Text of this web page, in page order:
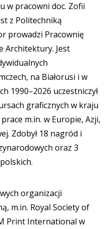
w pracowni doc. Zofii
z Politechniką
prowadzi Pracownię
Architektury. Jest
na Białorusi i w
1990–2026 uczestniczył
graficznych w kraju
m.in. w Europie, Azji,
Zdobył 18 nagród i
oraz 3
organizacji
m.in. Royal Society of
Print International w